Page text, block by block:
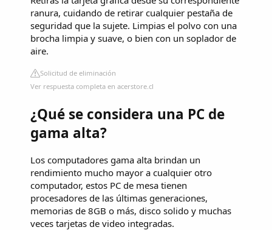
ranura, cuidando de retirar cualquier pestaña de
seguridad que la sujete. Limpias el polvo con una
brocha limpia y suave, o bien con un soplador de
aire.
Solicitud de eliminación
Ver respuesta completa en acerstore.cl
¿Qué se considera una PC de
gama alta?
Los computadores gama alta brindan un
rendimiento mucho mayor a cualquier otro
computador, estos PC de mesa tienen
procesadores de las últimas generaciones,
memorias de 8GB o más, disco solido y muchas
veces tarjetas de video integradas.